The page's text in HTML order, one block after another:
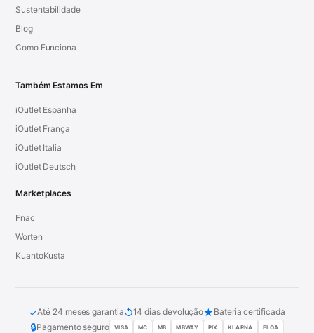
Sustentabilidade
Blog
Como Funciona
Também Estamos Em
iOutlet Espanha
iOutlet França
iOutlet Italia
iOutlet Deutsch
Marketplaces
Fnac
Worten
KuantoKusta
✓Até 24 meses garantia↺14 dias devolução★ Bateria certificada
🔒Pagamento seguro VISA MC MB MBWAY PIX KLARNA FLOA